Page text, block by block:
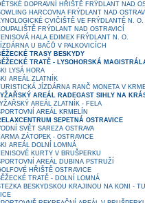
DOPRAVNÍ HŘIŠTĚ FRÝDLANT NAD
HARCOVNA FRÝDLANT NAD
CVIČIŠTĚ VE FRÝDLANTĚ N. O.
FRÝDLANT NAD OSTRAVICÍ
HALA EDIMEX FRÝDLANT N. O.
U BAČŮ V PALKOVICÍCH
TRASY BESKYDY
TRATĚ - LYSOHORSKÁ
LYSÁ HORA
AREÁL ZLATNÍK
JÍZDÁRNA RANČ MONETA V
AREÁL RADEGAST SIHLY NA
AREÁL ZLATNÍK - FELA
AREÁL KRMELÍN
SEPETNÁ OSTRAVICE
SVĚT SAREZA OSTRAVA
ZÁTOPEK - OSTRAVICE
AREÁL DOLNÍ LOMNÁ
KURTY V BRUŠPERKU
AREÁL DUBINA PSTRUŽÍ
HŘIŠTĚ OSTRAVICE
TRATĚ - DOLNÍ LOMNÁ
BESKYDSKOU KRAJINOU NA KONI -